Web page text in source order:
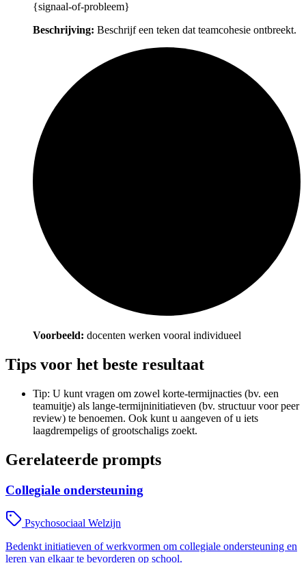
{signaal-of-probleem}
Beschrijving: Beschrijf een teken dat teamcohesie ontbreekt.
Voorbeeld: docenten werken vooral individueel
Tips voor het beste resultaat
Tip: U kunt vragen om zowel korte-termijnacties (bv. een
teamuitje) als lange-termijninitiatieven (bv. structuur voor peer
review) te benoemen. Ook kunt u aangeven of u iets
laagdrempeligs of grootschaligs zoekt.
Gerelateerde prompts
Collegiale ondersteuning
Psychosociaal Welzijn
Bedenkt initiatieven of werkvormen om collegiale ondersteuning en
leren van elkaar te bevorderen op school.